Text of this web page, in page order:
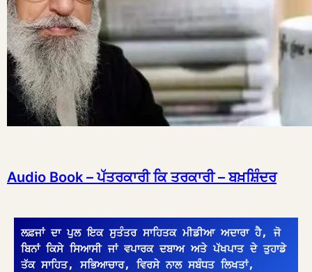
Audio Book – ਪੱਤਰਕਾਰੀ ਕਿ ਤਰਕਾਰੀ – ਬਖ਼ਸ਼ਿੰਦਰ
ਲਫ਼ਜਾਂ ਦਾ ਪੁਲ ਇਕ ਸੁਤੰਤਰ ਸਾਹਿਤਕ ਮੀਡੀਆ ਅਦਾਰਾ ਹੈ, ਜੋ
ਬਿਨਾਂ ਕਿਸੇ ਸਿਆਸੀ ਜਾਂ ਵਪਾਰਕ ਦਬਾਅ ਅਤੇ ਪੱਖਪਾਤ ਦੇ ਤੁਹਾਡੇ
ਤੱਕ ਸਾਹਿਤ, ਸਭਿਆਚਾਰ, ਵਿਰਸੇ ਨਾਲ ਸਬੰਧਤ ਲਿਖਤਾਂ,